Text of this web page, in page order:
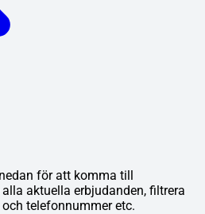
för att komma till
aktuella erbjudanden, filtrera
telefonnummer etc.